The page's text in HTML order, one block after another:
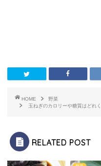
HOME
野菜
玉ねぎのカロリーや糖質はどれ
RELATED POST